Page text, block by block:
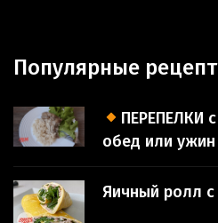
Популярные
ПЕРЕПЕЛКИ
обед или ужин
Яичный ролл с